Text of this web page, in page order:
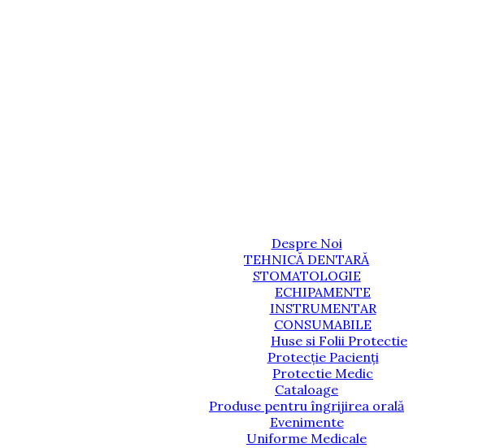
Despre Noi
TEHNICĂ DENTARĂ
STOMATOLOGIE
ECHIPAMENTE
INSTRUMENTAR
CONSUMABILE
Huse si Folii Protectie
Protecție Pacienți
Protectie Medic
Cataloage
Produse pentru îngrijirea orală
Evenimente
Uniforme Medicale